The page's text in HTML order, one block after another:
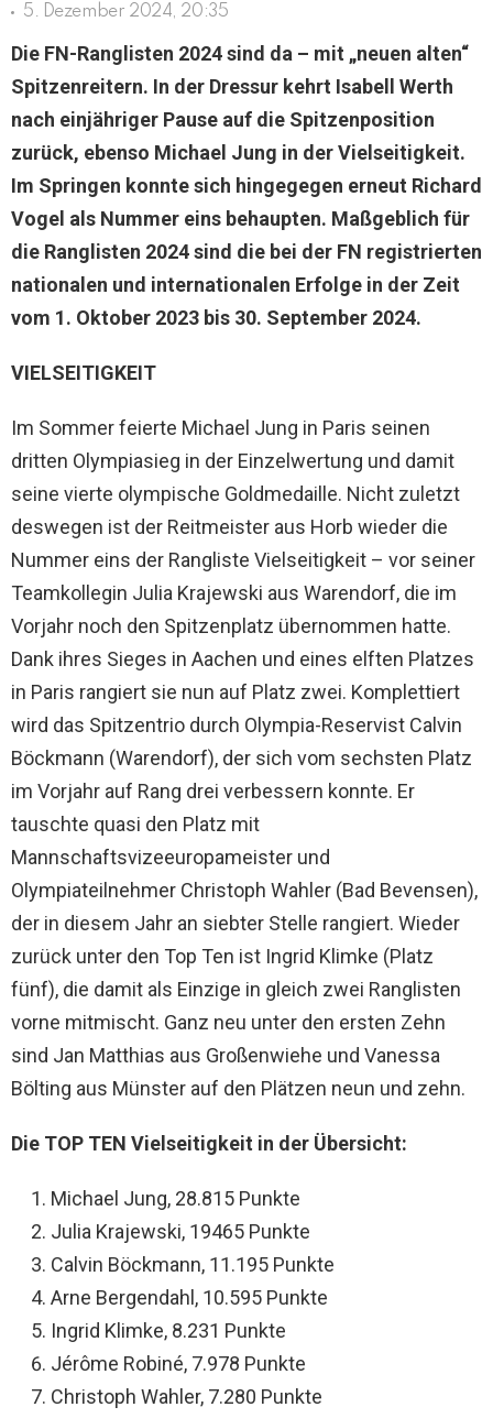
5. Dezember 2024, 20:35
Die FN-Ranglisten 2024 sind da – mit „neuen alten“
Spitzenreitern. In der Dressur kehrt Isabell Werth
nach einjähriger Pause auf die Spitzenposition
zurück, ebenso Michael Jung in der Vielseitigkeit.
Im Springen konnte sich hingegegen erneut Richard
Vogel als Nummer eins behaupten. Maßgeblich für
die Ranglisten 2024 sind die bei der FN registrierten
nationalen und internationalen Erfolge in der Zeit
vom 1. Oktober 2023 bis 30. September 2024.
VIELSEITIGKEIT
Im Sommer feierte Michael Jung in Paris seinen
dritten Olympiasieg in der Einzelwertung und damit
seine vierte olympische Goldmedaille. Nicht zuletzt
deswegen ist der Reitmeister aus Horb wieder die
Nummer eins der Rangliste Vielseitigkeit – vor seiner
Teamkollegin Julia Krajewski aus Warendorf, die im
Vorjahr noch den Spitzenplatz übernommen hatte.
Dank ihres Sieges in Aachen und eines elften Platzes
in Paris rangiert sie nun auf Platz zwei. Komplettiert
wird das Spitzentrio durch Olympia-Reservist Calvin
Böckmann (Warendorf), der sich vom sechsten Platz
im Vorjahr auf Rang drei verbessern konnte. Er
tauschte quasi den Platz mit
Mannschaftsvizeeuropameister und
Olympiateilnehmer Christoph Wahler (Bad Bevensen),
der in diesem Jahr an siebter Stelle rangiert. Wieder
zurück unter den Top Ten ist Ingrid Klimke (Platz
fünf), die damit als Einzige in gleich zwei Ranglisten
vorne mitmischt. Ganz neu unter den ersten Zehn
sind Jan Matthias aus Großenwiehe und Vanessa
Bölting aus Münster auf den Plätzen neun und zehn.
Die TOP TEN Vielseitigkeit in der Übersicht:
Michael Jung, 28.815 Punkte
Julia Krajewski, 19465 Punkte
Calvin Böckmann, 11.195 Punkte
Arne Bergendahl, 10.595 Punkte
Ingrid Klimke, 8.231 Punkte
Jérôme Robiné, 7.978 Punkte
Christoph Wahler, 7.280 Punkte